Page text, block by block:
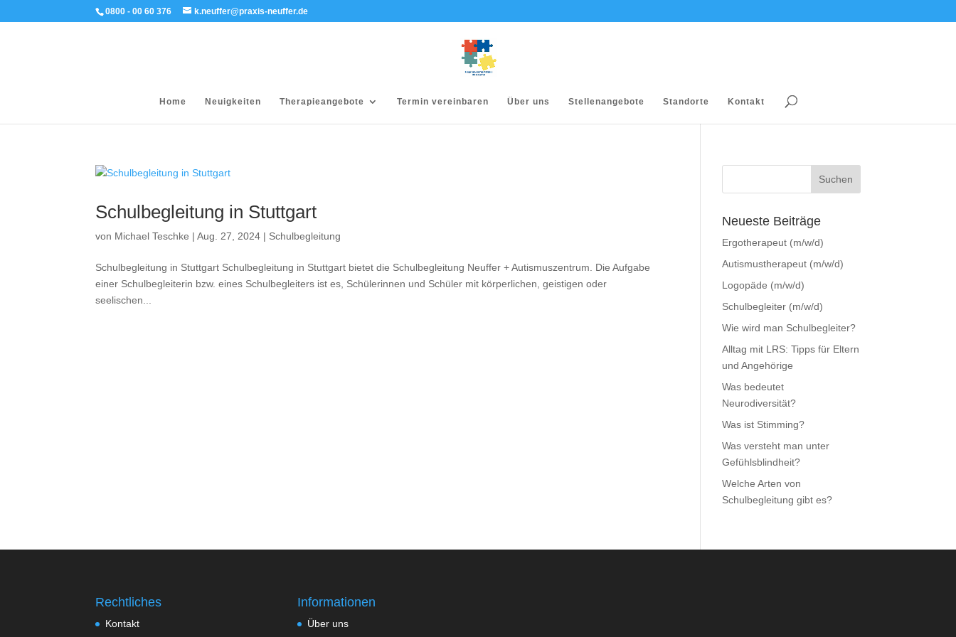
0800 - 00 60 376 k.neuffer@praxis-neuffer.de
Home Neuigkeiten Therapieangebote Termin vereinbaren Über uns Stellenangebote Standorte Kontakt
Schulbegleitung in Stuttgart
von Michael Teschke |Aug. 27, 2024 | Schulbegleitung
Schulbegleitung in Stuttgart Schulbegleitung in Stuttgart bietet die Schulbegleitung Neuffer + Autismuszentrum. Die Aufgabe
einer Schulbegleiterin bzw. eines Schulbegleiters ist es, Schülerinnen und Schüler mit körperlichen, geistigen oder
seelischen...
Neueste Beiträge
Ergotherapeut (m/w/d)
Autismustherapeut (m/w/d)
Logopäde (m/w/d)
Schulbegleiter (m/w/d)
Wie wird man Schulbegleiter?
Alltag mit LRS: Tipps für Eltern
und Angehörige
Was bedeutet
Neurodiversität?
Was ist Stimming?
Was versteht man unter
Gefühlsblindheit?
Welche Arten von
Schulbegleitung gibt es?
Rechtliches
Kontakt
Informationen
Über uns